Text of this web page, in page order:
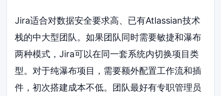
Jira适合对数据安全要求高、已有Atlassian技术
栈的中大型团队。如果团队同时需要敏捷和瀑布
两种模式，Jira可以在同一套系统内切换项目类
型。对于纯瀑布项目，需要额外配置工作流和插
件，初次搭建成本不低。团队最好有专职管理员